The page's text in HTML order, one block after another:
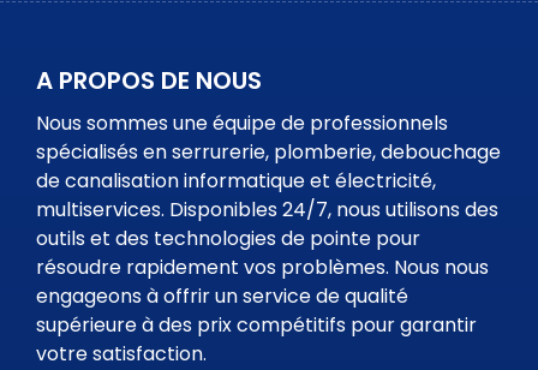
A PROPOS DE NOUS
Nous sommes une équipe de professionnels
spécialisés en serrurerie, plomberie, debouchage
de canalisation informatique et électricité,
multiservices. Disponibles 24/7, nous utilisons des
outils et des technologies de pointe pour
résoudre rapidement vos problèmes. Nous nous
engageons à offrir un service de qualité
supérieure à des prix compétitifs pour garantir
votre satisfaction.